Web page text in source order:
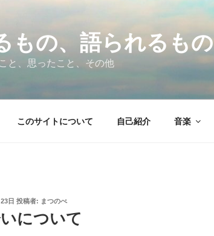
もの、語られるもの
と、思ったこと、その他
このサイトについて 自己紹介 音楽
日 投稿者: まつのべ
について